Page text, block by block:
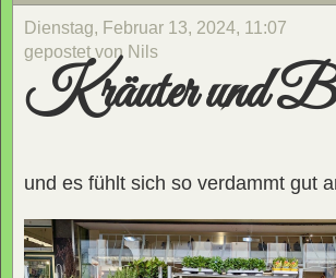
Dienstag, Februar 13, 2024, 11:07
gepostet von Nils
Kräuter und
und es fühlt sich so verdammt gut